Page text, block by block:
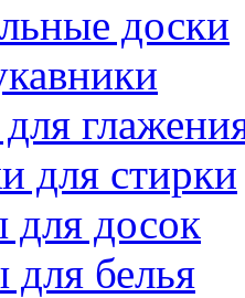
доски
для стирки
для досок
белья